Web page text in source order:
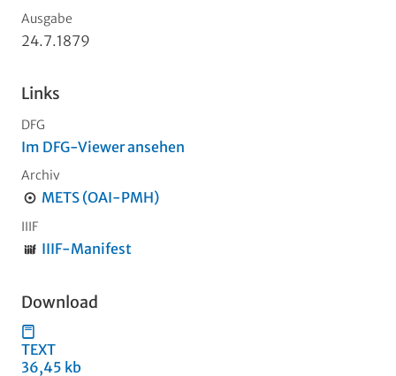
Ausgabe
24.7.1879
Links
DFG
Im DFG-Viewer ansehen
Archiv
METS (OAI-PMH)
IIIF
IIIF-Manifest
Download
TEXT
36,45 kb